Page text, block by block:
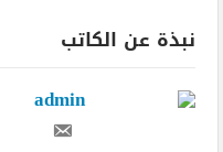
نبذة عن الكاتب
admin